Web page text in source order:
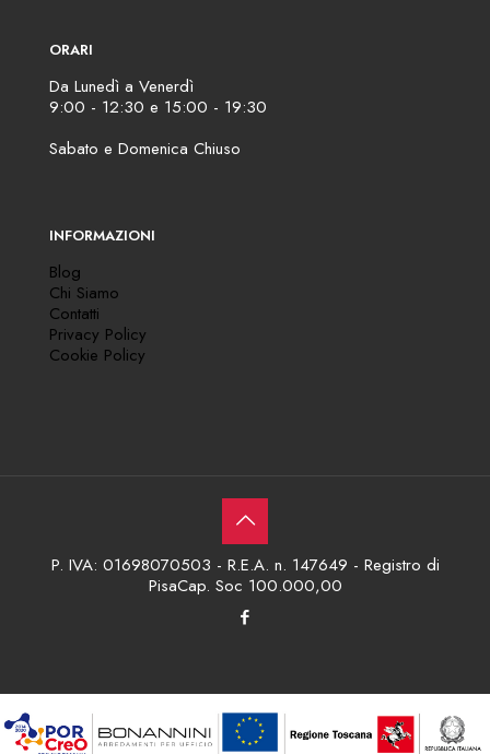
ORARI
Da Lunedì a Venerdì
9:00 - 12:30 e 15:00 - 19:30
Sabato e Domenica Chiuso
INFORMAZIONI
Blog
Chi Siamo
Contatti
Privacy Policy
Cookie Policy
P. IVA: 01698070503 - R.E.A. n. 147649 - Registro di
PisaCap. Soc 100.000,00